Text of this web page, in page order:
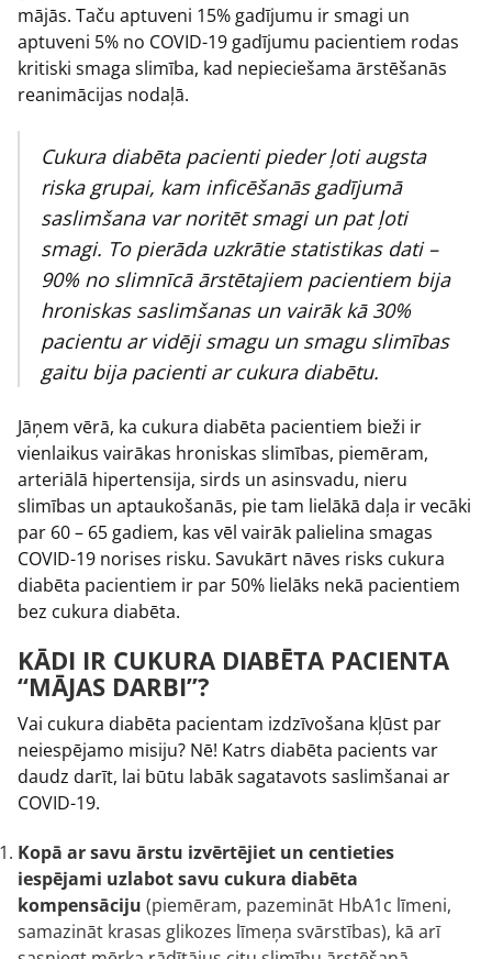
mājās. Taču aptuveni 15% gadījumu ir smagi un
aptuveni 5% no COVID-19 gadījumu pacientiem rodas
kritiski smaga slimība, kad nepieciešama ārstēšanās
reanimācijas nodaļā.
Cukura diabēta pacienti pieder ļoti augsta
riska grupai, kam inficēšanās gadījumā
saslimšana var noritēt smagi un pat ļoti
smagi. To pierāda uzkrātie statistikas dati –
90% no slimnīcā ārstētajiem pacientiem bija
hroniskas saslimšanas un vairāk kā 30%
pacientu ar vidēji smagu un smagu slimības
gaitu bija pacienti ar cukura diabētu.
Jāņem vērā, ka cukura diabēta pacientiem bieži ir
vienlaikus vairākas hroniskas slimības, piemēram,
arteriālā hipertensija, sirds un asinsvadu, nieru
slimības un aptaukošanās, pie tam lielākā daļa ir vecāki
par 60 – 65 gadiem, kas vēl vairāk palielina smagas
COVID-19 norises risku. Savukārt nāves risks cukura
diabēta pacientiem ir par 50% lielāks nekā pacientiem
bez cukura diabēta.
KĀDI IR CUKURA DIABĒTA PACIENTA
“MĀJAS DARBI”?
Vai cukura diabēta pacientam izdzīvošana kļūst par
neiespējamo misiju? Nē! Katrs diabēta pacients var
daudz darīt, lai būtu labāk sagatavots saslimšanai ar
COVID-19.
Kopā ar savu ārstu izvērtējiet un centieties
iespējami uzlabot savu cukura diabēta
kompensāciju (piemēram, pazemināt HbA1c līmeni,
samazināt krasas glikozes līmeņa svārstības), kā arī